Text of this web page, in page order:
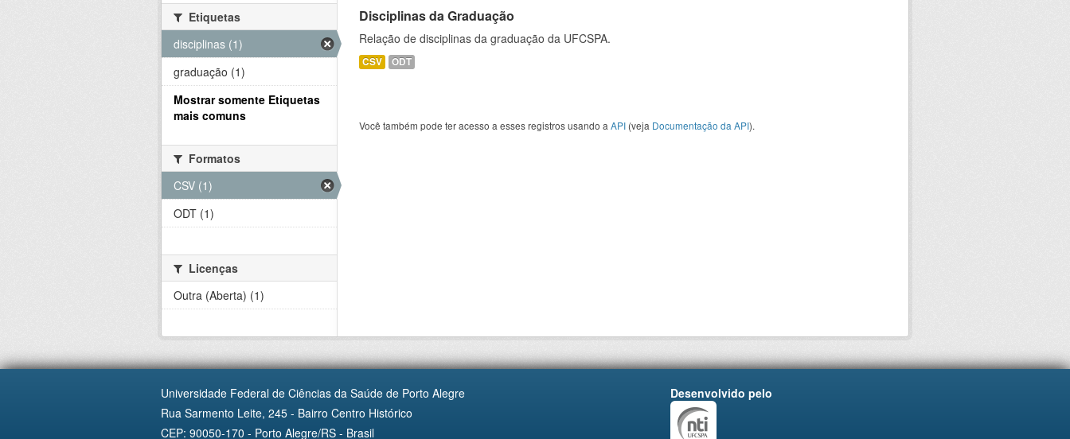
Disciplinas da Graduação
Relação de disciplinas da graduação da UFCSPA.
CSV ODT
Você também pode ter acesso a esses registros usando a API (veja Documentação da API).
Etiquetas
disciplinas (1)
graduação (1)
Mostrar somente Etiquetas
mais comuns
Formatos
CSV (1)
ODT (1)
Licenças
Outra (Aberta) (1)
Universidade Federal de Ciências da Saúde de Porto Alegre
Rua Sarmento Leite, 245 - Bairro Centro Histórico
CEP: 90050-170 - Porto Alegre/RS - Brasil
Desenvolvido pelo